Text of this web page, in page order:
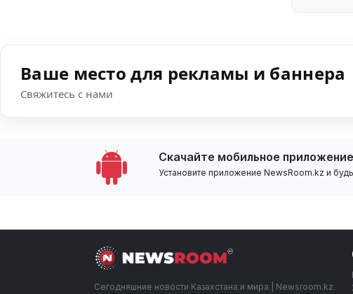
Ваше место для рекламы и баннера
Свяжитесь с нами
Скачайте мобильное приложение
Установите приложение NewsRoom.kz и
Сегодняшние новости Казахстана и мира | Newsroom.kz